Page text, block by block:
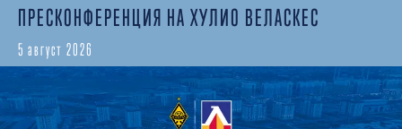
ПРЕСКОНФЕРЕНЦИЯ НА ХУЛИО ВЕЛАСКЕС
5 август 2026